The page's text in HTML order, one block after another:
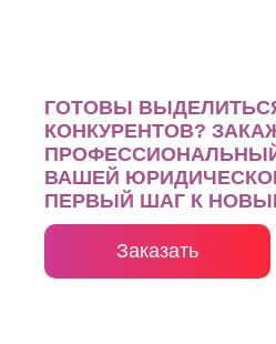
ГОТОВЫ
КОНКУРЕНТОВ?
ВАШЕЙ
ПЕРВЫЙ ШАГ К
Заказать